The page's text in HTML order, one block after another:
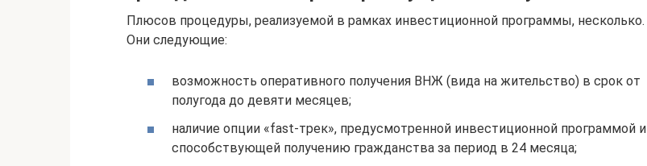
Плюсов процедуры, реализуемой в рамках инвестиционной программы, несколько.
Они следующие:
возможность оперативного получения ВНЖ (вида на жительство) в срок от
полугода до девяти месяцев;
наличие опции «fast-трек», предусмотренной инвестиционной программой и
способствующей получению гражданства за период в 24 месяца;